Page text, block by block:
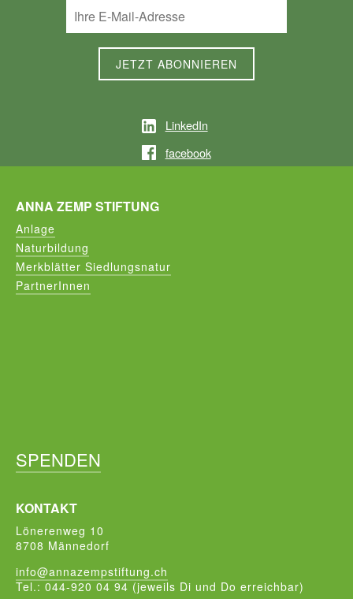
LinkedIn
facebook
ANNA ZEMP STIFTUNG
Anlage
Naturbildung
Merkblätter Siedlungsnatur
PartnerInnen
SPENDEN
KONTAKT
Lönerenweg 10
8708 Männedorf
info@annazempstiftung.ch
Tel.: 044-920 04 94 (jeweils Di und Do erreichbar)